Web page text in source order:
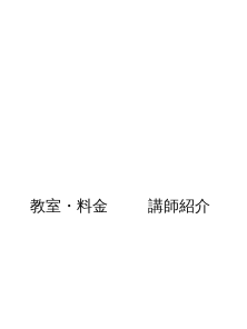
教室・料金 講師紹介